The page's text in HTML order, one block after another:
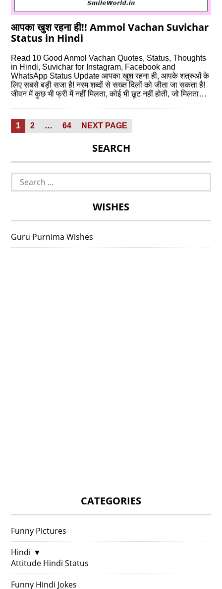
आपका खुश रहना ही!! Ammol Vachan Suvichar
Status in Hindi
Read 10 Good Anmol Vachan Quotes, Status, Thoughts
in Hindi, Suvichar for Instagram, Facebook and
WhatsApp Status Update आपका खुश रहना ही, आपके शत्रुओं के
लिए सबसे बड़ी सजा है! नरम शब्‍दों से सख्‍त दिलों को जीता जा सकता है!
जीवन में कुछ भी फ्री में नहीं मिलता, कोई भी छूट नहीं होती, जो मिलता…
Posts
pagination
PAGE
1 PAGE
2 … PAGE
64 NEXT PAGE
SEARCH
Search
for:
WISHES
Guru Purnima Wishes
CATEGORIES
Funny Pictures
Hindi ▼
Attitude Hindi Status
Funny Hindi Jokes